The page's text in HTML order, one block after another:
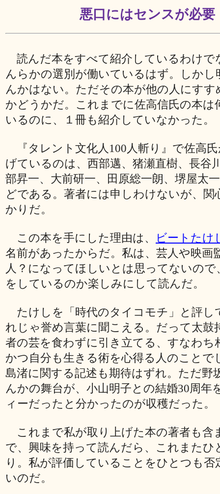
悪口にはセンスが必要
読んだ本をすべて紹介しているわけで
んらかの選別が働いているはず。しかし
んかはない。ただその本が他の人にすす
かどうかだ。これまでに佐高信氏の本は
いるのに、１冊も紹介していなかった。
『タレント文化人100人斬り』で佐高
げているのは、西部邁、猪瀬直樹、長谷
部昇一、大前研一、田原総一朗、堺屋太
どである。著者には申しわけないが、関
かりだ。
この本を手にした理由は、
ビートたけ
名前があったからだ。私は、芸人や映画
人？になってほしいとは思ってないので
をしているのか楽しみにして読んだ。
たけしを「時代のタイコモチ」と評し
れじゃ誉め言葉に聞こえる。だって太鼓
者の芸を食わずに引き立てる、すなわち
かつ自分も生きる術を心得る人のことで
島渚に関する記述も期待はずれ。ただ野
んかの舞台が、小山明子との結婚30周年
ィーだったと分かったのが収穫だった。
これまで私が取り上げた本の著者も含
で、興味を持って読んだら、これまたひ
り。私が評価していることをひとつも否
いのだ。